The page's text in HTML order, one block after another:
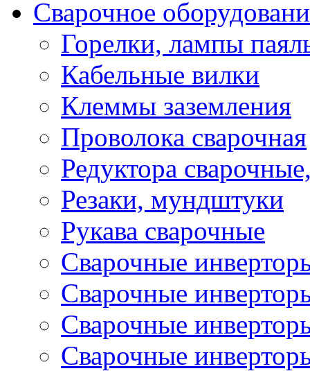
Сварочное
Горелки, лампы
Кабельные вилки
Клеммы заземления
Проволока сварочная
Редуктора
Резаки, мундштуки
Рукава сварочные
Сварочные
Сварочные
Сварочные
Сварочные